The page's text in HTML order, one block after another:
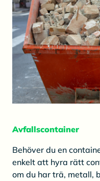
Avfallscontainer
Behöver du en
enkelt att hyra rätt
om du har trä, metall,